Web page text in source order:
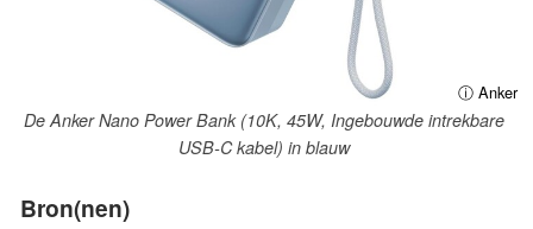
ⓘ Anker
De Anker Nano Power Bank (10K, 45W, Ingebouwde intrekbare
USB-C kabel) in blauw
Bron(nen)